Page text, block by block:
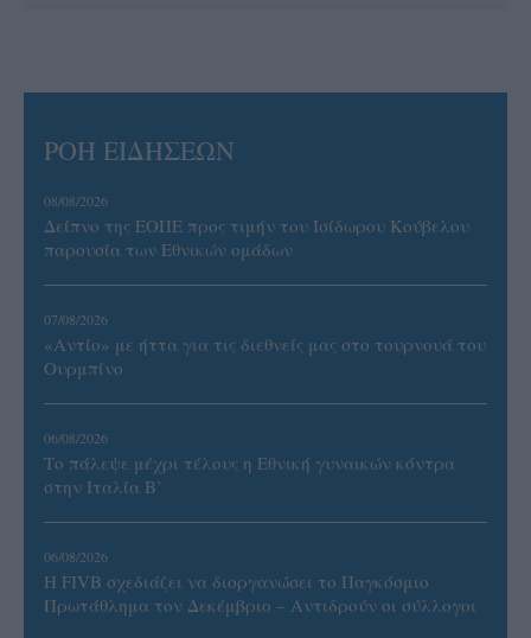
ΡΟΗ ΕΙΔΗΣΕΩΝ
08/08/2026
Δείπνο της ΕΟΠΕ προς τιμήν του Ισίδωρου Κούβελου
παρουσία των Εθνικών ομάδων
07/08/2026
«Αντίο» με ήττα για τις διεθνείς μας στο τουρνουά του
Ουρμπίνο
06/08/2026
Το πάλεψε μέχρι τέλους η Εθνική γυναικών κόντρα
στην Ιταλία Β’
06/08/2026
Η FIVB σχεδιάζει να διοργανώσει το Παγκόσμιο
Πρωτάθλημα τον Δεκέμβριο – Αντιδρούν οι σύλλογοι